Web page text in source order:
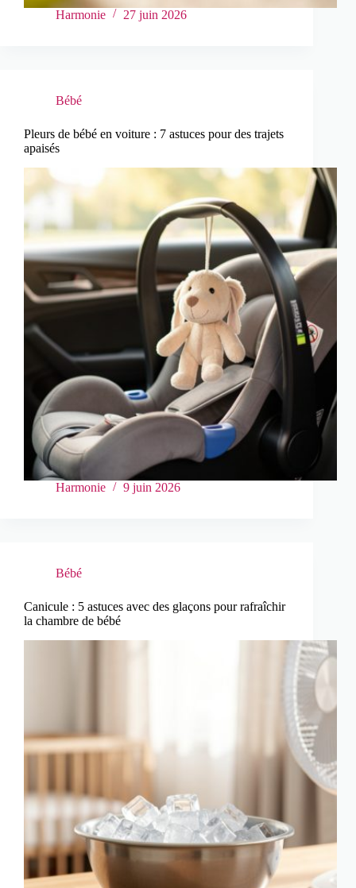
Harmonie 27 juin 2026
Bébé
Pleurs de bébé en voiture : 7 astuces pour des trajets
apaisés
Harmonie 9 juin 2026
Bébé
Canicule : 5 astuces avec des glaçons pour rafraîchir
la chambre de bébé